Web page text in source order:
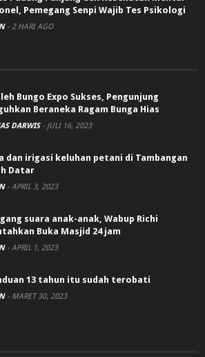
Pemegang Senpi Wajib Tes Psikologi
- 2 HARI AGO
Bungo Expo Sukses, Pengunjung
Beraneka Ragam Bunga Hias
DARWIS - JULI 16, 2023
dan irigasi keluhan petani di Tambangan
Datar
- APRIL 3, 2023
suara anak-anak, Wabup Richi
Buka Masjid 24 jam
- APRIL 1, 2023
13 tahun itu sudah terobati
- MARET 30, 2023